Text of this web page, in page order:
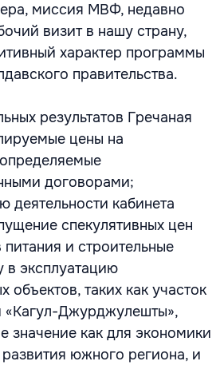
миссия МВФ, недавно
визит в нашу страну,
характер программы
правительства.
результатов Гречаная
цены на
договорами;
деятельности кабинета
спекулятивных цен
и строительные
в эксплуатацию
объектов, таких как участок
«Кагул-Джурджулешты»,
как для экономики
южного региона, и